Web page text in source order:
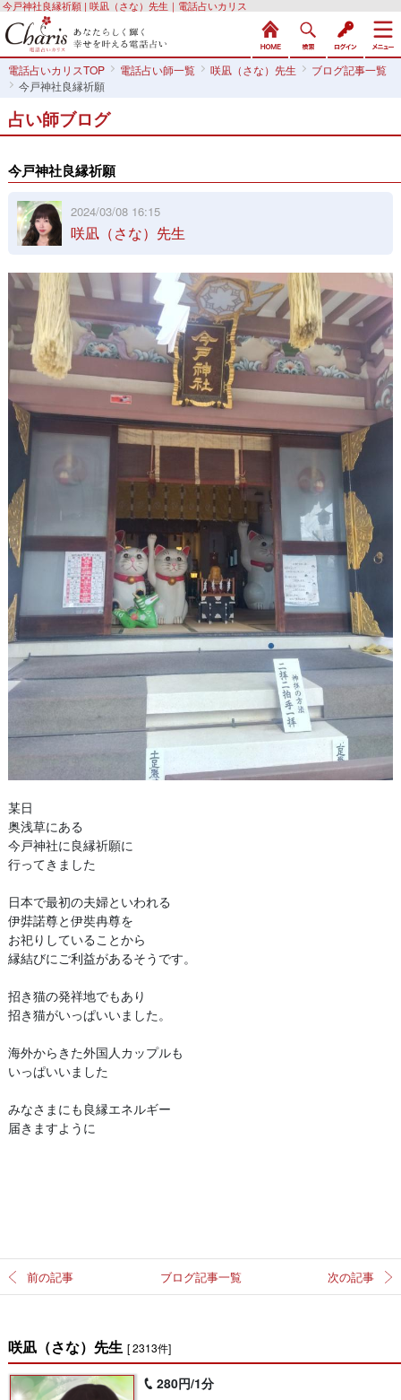
今戸神社良縁祈願 | 咲凪（さな）先生｜電話占いカリス
電話占いカリスTOP 電話占い師一覧 咲凪（さな）先生
ブログ記事一覧
今戸神社良縁祈願
占い師ブログ
今戸神社良縁祈願
2024/03/08 16:15
咲凪（さな）先生
某日
奥浅草にある
今戸神社に良縁祈願に
行ってきました
日本で最初の夫婦といわれる
伊弉諾尊と伊奘冉尊を
お祀りしていることから
縁結びにご利益があるそうです。
招き猫の発祥地でもあり
招き猫がいっぱいいました。
海外からきた外国人カップルも
いっぱいいました
みなさまにも良縁エネルギー
届きますように
前の記事 ブログ記事一覧 次の記事
咲凪（さな）先生 [ 2313件]
280円/1分